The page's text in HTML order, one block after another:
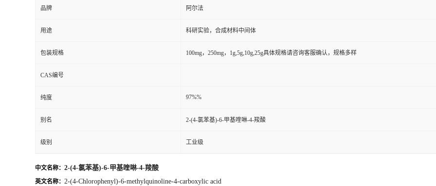
品牌 阿尔法
用途 科研实验，合成材料中间体
包装规格 100mg，250mg，1g,5g,10g,25g具体规格请咨询客服确认，规格多样
CAS编号
纯度 97%%
别名 2-(4-氯苯基)-6-甲基喹啉-4-羧酸
级别 工业级
中文名称： 2-(4-氯苯基)-6-甲基喹啉-4-羧酸
英文名称： 2-(4-Chlorophenyl)-6-methylquinoline-4-carboxylic acid